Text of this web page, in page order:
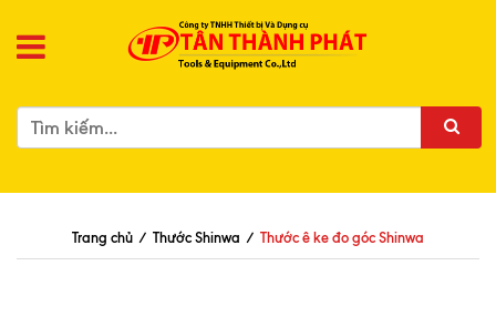
Trang chủ / Thước Shinwa / Thước ê ke đo góc Shinwa